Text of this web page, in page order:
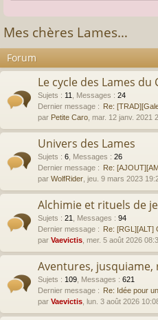
Mes chères Lames…
Forum
Le cycle des Lames du
Sujets : 11 Messages : 24
Dernier message : Re:
par Petite Caro , mar. 12 janv. 2021
Univers des Lames
Sujets : 6 Messages : 26
Dernier message : Re:
par WolfRider , jeu. 9 mars 2023
Alchimie et rituels de
Sujets : 21 Messages : 94
Dernier message : Re: [RGL][ALT]
par Vaevictis , mer. 5 août 2026
Aventures, jusquiame,
Sujets : 109 Messages : 621
Dernier message : Re: Idée pour
par Vaevictis , lun. 3 août 2026